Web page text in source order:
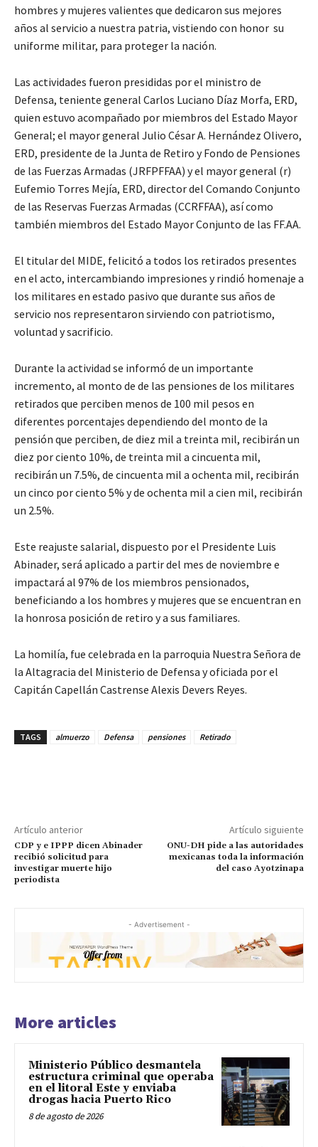
hombres y mujeres valientes que dedicaron sus mejores
años al servicio a nuestra patria, vistiendo con honor su
uniforme militar, para proteger la nación.
Las actividades fueron presididas por el ministro de
Defensa, teniente general Carlos Luciano Díaz Morfa, ERD,
quien estuvo acompañado por miembros del Estado Mayor
General; el mayor general Julio César A. Hernández Olivero,
ERD, presidente de la Junta de Retiro y Fondo de Pensiones
de las Fuerzas Armadas (JRFPFFAA) y el mayor general (r)
Eufemio Torres Mejía, ERD, director del Comando Conjunto
de las Reservas Fuerzas Armadas (CCRFFAA), así como
también miembros del Estado Mayor Conjunto de las FF.AA.
El titular del MIDE, felicitó a todos los retirados presentes
en el acto, intercambiando impresiones y rindió homenaje a
los militares en estado pasivo que durante sus años de
servicio nos representaron sirviendo con patriotismo,
voluntad y sacrificio.
Durante la actividad se informó de un importante
incremento, al monto de de las pensiones de los militares
retirados que perciben menos de 100 mil pesos en
diferentes porcentajes dependiendo del monto de la
pensión que perciben, de diez mil a treinta mil, recibirán un
diez por ciento 10%, de treinta mil a cincuenta mil,
recibirán un 7.5%, de cincuenta mil a ochenta mil, recibirán
un cinco por ciento 5% y de ochenta mil a cien mil, recibirán
un 2.5%.
Este reajuste salarial, dispuesto por el Presidente Luis
Abinader, será aplicado a partir del mes de noviembre e
impactará al 97% de los miembros pensionados,
beneficiando a los hombres y mujeres que se encuentran en
la honrosa posición de retiro y a sus familiares.
La homilía, fue celebrada en la parroquia Nuestra Señora de
la Altagracia del Ministerio de Defensa y oficiada por el
Capitán Capellán Castrense Alexis Devers Reyes.
TAGS almuerzo Defensa pensiones Retirado
Artículo anterior
CDP y e IPPP dicen Abinader
recibió solicitud para
investigar muerte hijo
periodista
Artículo siguiente
ONU-DH pide a las autoridades
mexicanas toda la información
del caso Ayotzinapa
- Advertisement -
More articles
Ministerio Público desmantela
estructura criminal que operaba
en el litoral Este y enviaba
drogas hacia Puerto Rico
8 de agosto de 2026